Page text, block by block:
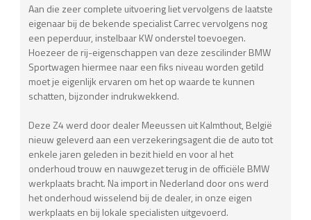
Aan die zeer complete uitvoering liet vervolgens de laatste
eigenaar bij de bekende specialist Carrec vervolgens nog
een peperduur, instelbaar KW onderstel toevoegen.
Hoezeer de rij-eigenschappen van deze zescilinder BMW
Sportwagen hiermee naar een fiks niveau worden getild
moet je eigenlijk ervaren om het op waarde te kunnen
schatten, bijzonder indrukwekkend.
Deze Z4 werd door dealer Meeussen uit Kalmthout, België
nieuw geleverd aan een verzekeringsagent die de auto tot
enkele jaren geleden in bezit hield en voor al het
onderhoud trouw en nauwgezet terug in de officiële BMW
werkplaats bracht. Na import in Nederland door ons werd
het onderhoud wisselend bij de dealer, in onze eigen
werkplaats en bij lokale specialisten uitgevoerd.